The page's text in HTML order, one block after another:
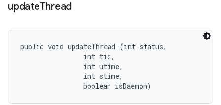
updateThread
public void updateThread (int status,
                int tid,
                int utime,
                int stime,
                boolean isDaemon)